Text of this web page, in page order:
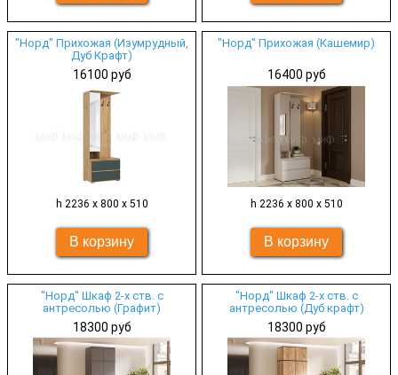
"Норд" Прихожая (Изумрудный,
Дуб Крафт)
16100 руб
h 2236 х 800 х 510
"Норд" Прихожая (Кашемир)
16400 руб
h 2236 х 800 х 510
"Норд" Шкаф 2-х ств. с
антресолью (Графит)
18300 руб
"Норд" Шкаф 2-х ств. с
антресолью (Дуб крафт)
18300 руб